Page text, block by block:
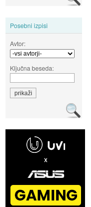
Posebni izpisi
Avtor:
Ključna beseda: